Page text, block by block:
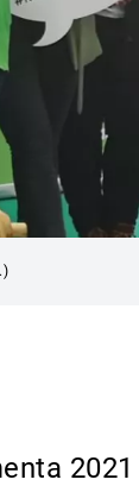
2021